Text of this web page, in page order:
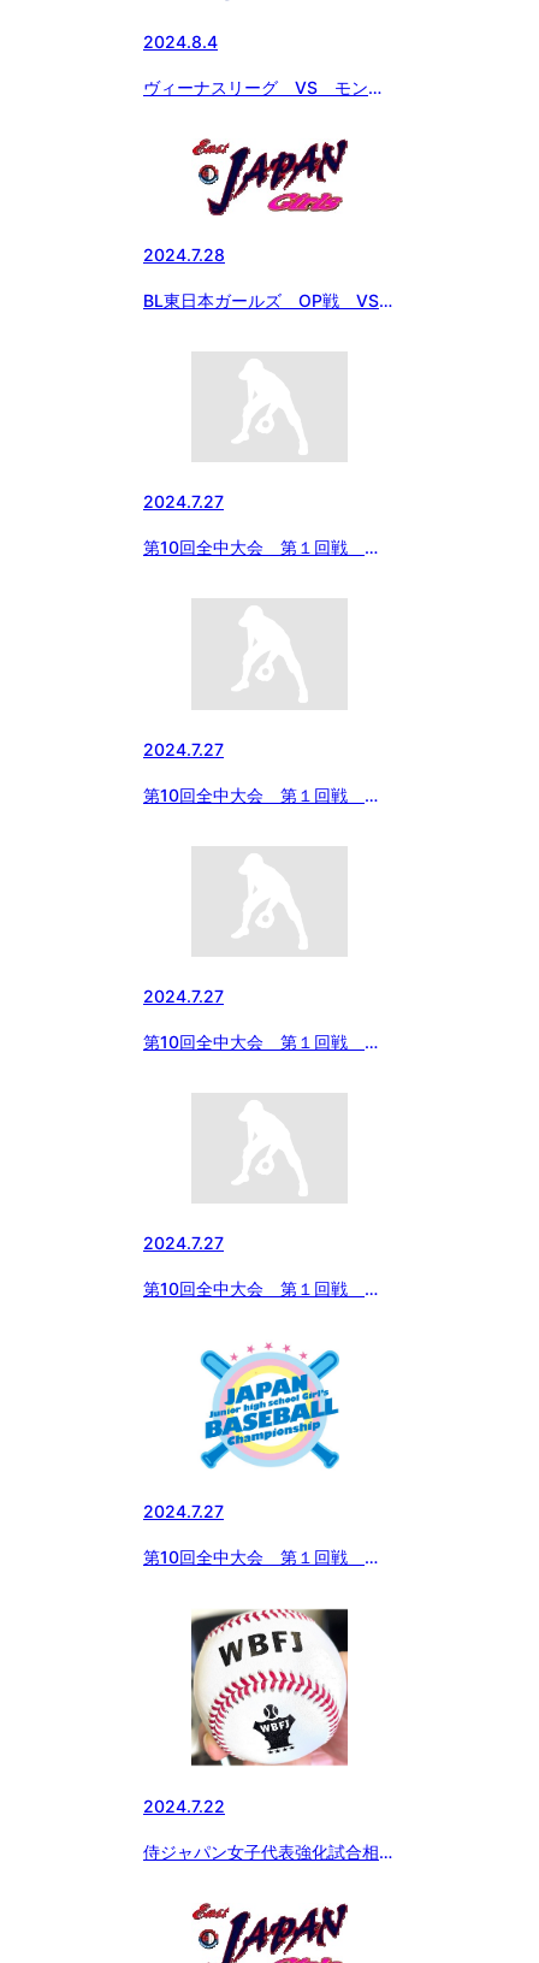
2024.8.4
ヴィーナスリーグ VS モンス
2024.7.28
BL東日本ガールズ OP戦 VS
2024.7.27
第10回全中大会 第１回戦
2024.7.27
第10回全中大会 第１回戦
2024.7.27
第10回全中大会 第１回戦
2024.7.27
第10回全中大会 第１回戦
2024.7.27
第10回全中大会 第１回戦
2024.7.22
侍ジャパン女子代表強化試合相手